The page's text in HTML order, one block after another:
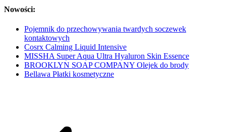
Nowości:
Pojemnik do przechowywania twardych soczewek
kontaktowych
Cosrx Calming Liquid Intensive
MISSHA Super Aqua Ultra Hyaluron Skin Essence
BROOKLYN SOAP COMPANY Olejek do brody
Bellawa Płatki kosmetyczne